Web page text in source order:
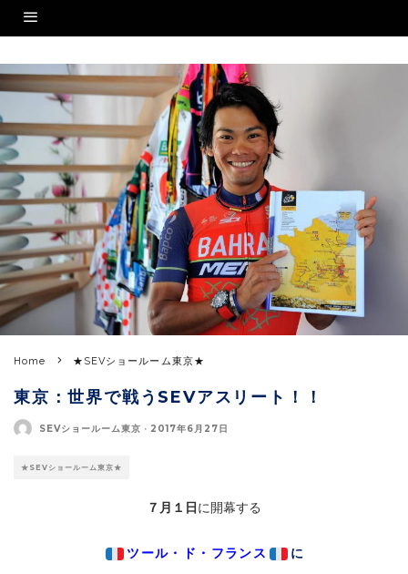
Home ★SEVショールーム東京★
東京：世界で戦うSEVアスリート！！
SEVショールーム東京 · 2017年6月27日
★SEVショールーム東京★
７月１日 に開幕する
ツール・ド・フランス に